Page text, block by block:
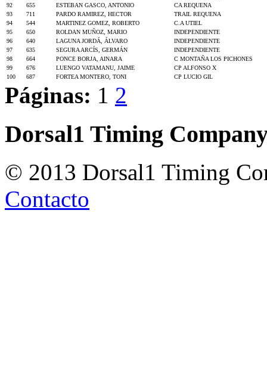
92
655 ESTEBAN GASCO, ANTONIO
CA REQUENA
93
711 PARDO RAMIREZ, HECTOR
TRAIL REQUENA
94
544 MARTINEZ GOMEZ, ROBERTO
C.A UTIEL
95
650 ROLDAN MUÑOZ, MARIO
INDEPENDIENTE
96
640 LAGUNA JORDÁ, ÁLVARO
INDEPENDIENTE
97
635 SEGURA ARCÍS, GERMÁN
INDEPENDIENTE
98
664 PONCE BORJA, AINARA
C MONTAÑA LOS PICHONES
99
676 LUENGO VATAMANU, JAIME
CP ALFONSO X
100
687 FORTEA MONTERO, TONI CP LUCIO GIL
Páginas: 1 2
Dorsal1 Timing
© 2013 Dorsal1 Timing
Contacto